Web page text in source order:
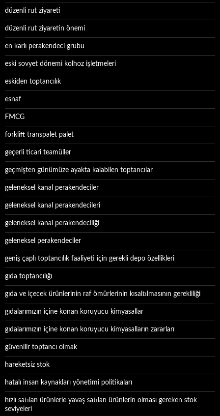
düzenli rut ziyareti
düzenli rut ziyaretin önemi
en karlı perakendeci grubu
eski sovyet dönemi kolhoz işletmeleri
eskiden toptancılık
esnaf
FMCG
forklift transpalet palet
geçerli ticari teamüller
geçmişten günümüze ayakta kalabilen toptancılar
geleneksel kanal perakendeciler
geleneksel kanal perakendecileri
geleneksel kanal perakendeciliği
geleneksel perakendeciler
geniş çaplı toptancılık faaliyeti için gerekli depo özellikleri
gıda toptancılığı
gıda ve içecek ürünlerinin raf ömürlerinin kısaltılmasının gerekliliği
gıdalarımızın içine konan koruyucu kimyasallar
gıdalarımızın içine konan koruyucu kimyasalların zararları
güvenilir toptancı olmak
hareketsiz stok
hatalı insan kaynakları yönetimi politikaları
hızlı satılan ürünlerle yavaş satılan ürünlerin olması gereken stok
seviyeleri